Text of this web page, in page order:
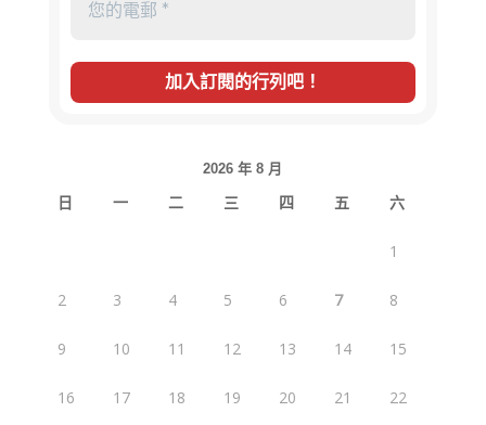
2026 年 8 月
日 一 二 三 四 五 六
1
2 3 4 5 6 7 8
9 10 11 12 13 14 15
16 17 18 19 20 21 22